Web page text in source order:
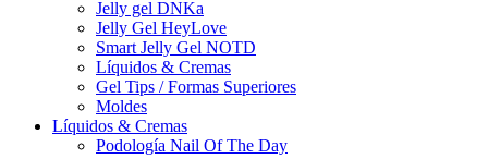
Jelly gel DNKa
Jelly Gel HeyLove
Smart Jelly Gel NOTD
Líquidos & Cremas
Gel Tips / Formas Superiores
Moldes
Líquidos & Cremas
Podología Nail Of The Day